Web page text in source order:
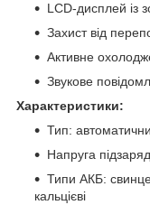
LCD-дисплей із
Захист від
Активне
Звукове
Характеристики:
Тип:
Напруга
Типи АКБ:
кальцієві